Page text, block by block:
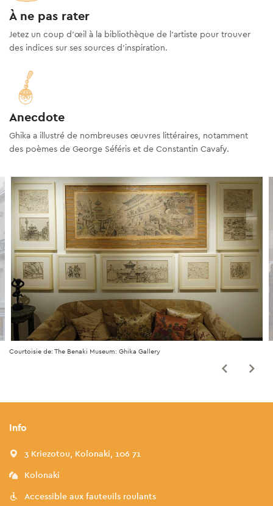
À ne pas rater
Jetez un coup d’œil à la bibliothèque de l’artiste pour trouver
des indices sur ses sources d’inspiration.
Anecdote
Ghika a illustré de nombreuses œuvres littéraires, notamment
des poèmes de George Séféris et de Constantin Cavafy.
Courtoisie de: The Benaki Museum: Ghika Gallery
Info
3 Kriezotou, Kolonaki, 106 71
Kolonaki
Accessible aux fauteuils roulants